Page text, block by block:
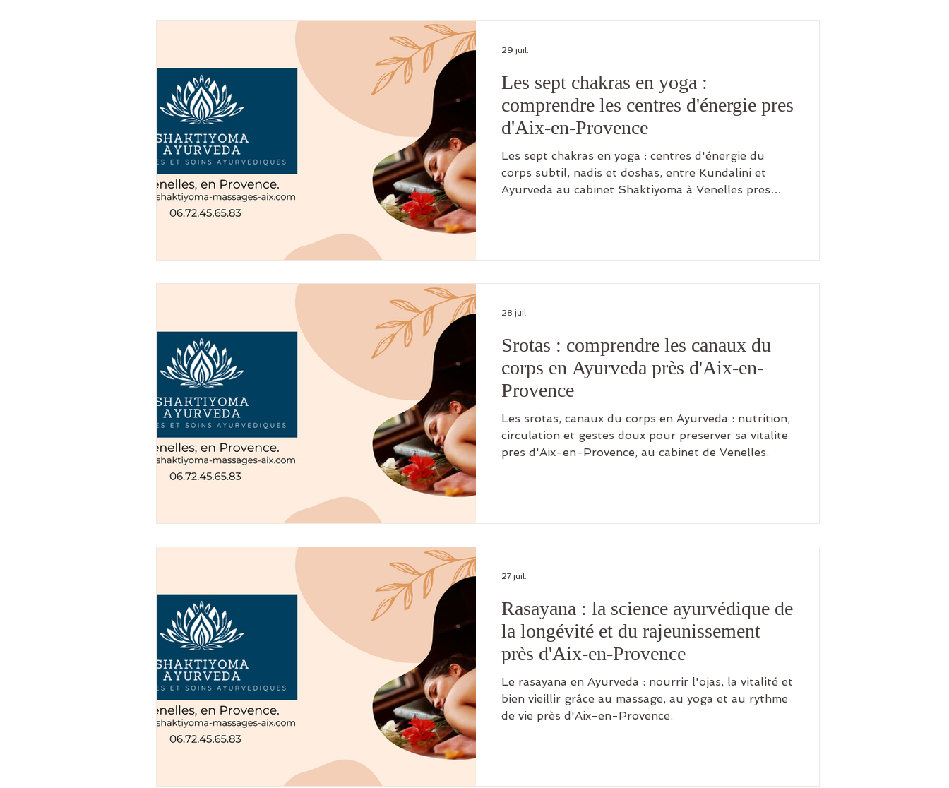
Les sept chakras en yoga :
comprendre les centres d'énergie pres
d'Aix-en-Provence
Les sept chakras en yoga : centres d'énergie du
corps subtil, nadis et doshas, entre Kundalini et
Ayurveda au cabinet Shaktiyoma à Venelles pres
29 juil.
Srotas : comprendre les canaux du
corps en Ayurveda près d'Aix-en-
Provence
Les srotas, canaux du corps en Ayurveda : nutrition,
circulation et gestes doux pour preserver sa vitalite
pres d'Aix-en-Provence, au cabinet de Venelles.
28 juil.
Rasayana : la science ayurvédique de
la longévité et du rajeunissement
près d'Aix-en-Provence
Le rasayana en Ayurveda : nourrir l'ojas, la vitalité et
bien vieillir grâce au massage, au yoga et au rythme
de vie près d'Aix-en-Provence.
27 juil.